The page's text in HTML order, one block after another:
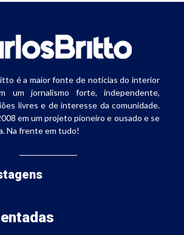
é a maior fonte de notícias do interior
um jornalismo forte, independente,
livres e de interesse da comunidade.
em um projeto pioneiro e ousado e se
Na frente em tudo!